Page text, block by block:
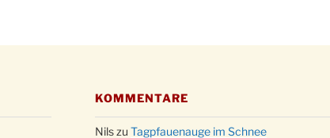
24.12.
KOMMENTARE
Nilszu Tagpfauenauge im Schnee